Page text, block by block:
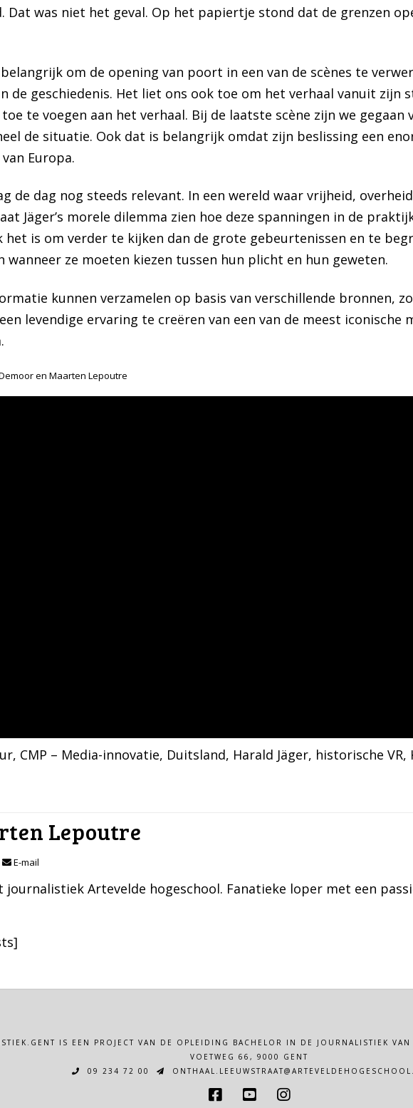
Dat was niet het geval. Op het papiertje stond dat de grenzen
om de opening van poort in een van de scènes te
de geschiedenis. Het liet ons ook toe om het verhaal vanuit zijn
te voegen aan het verhaal. Bij de laatste scène zijn we gegaan
de situatie. Ook dat is belangrijk omdat zijn beslissing een
Europa.
de dag nog steeds relevant. In een wereld waar vrijheid,
Jäger’s morele dilemma zien hoe deze spanningen in de
het is om verder te kijken dan de grote gebeurtenissen en te
wanneer ze moeten kiezen tussen hun plicht en hun geweten.
kunnen verzamelen op basis van verschillende bronnen,
levendige ervaring te creëren van een van de meest iconische
en Maarten Lepoutre
, CMP – Media-innovatie, Duitsland, Harald Jäger, historische VR,
Lepoutre
E-mail
journalistiek Artevelde hogeschool. Fanatieke loper met een
IS EEN PROJECT VAN DE OPLEIDING BACHELOR IN DE JOURNALISTIEK VAN
VOETWEG 66, 9000 GENT
09 234 72 00